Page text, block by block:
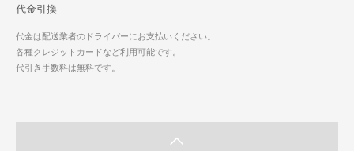
代金引換
代金は配送業者のドライバーにお支払いください。
各種クレジットカードなど利用可能です。
代引き手数料は無料です。